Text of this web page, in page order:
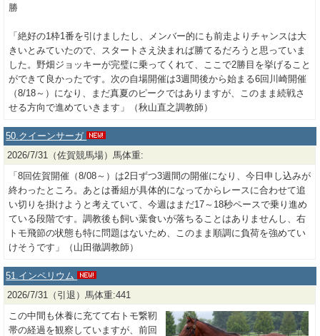
勝
「絶好の1枠1番を引けましたし、メンバー的にも前走よりチャンスは大
きいとみていたので、スタートさえ決まれば勝てるだろうと思っていま
した。野畑ジョッキーが完璧に乗ってくれて、ここで2勝目を挙げること
ができて良かったです。次の自場開催は3週間後から始まる6回川崎開催
（8/18～）になり、まだ真夏のピークではありますが、このまま続戦さ
せる方向で進めていきます」（秋山直之調教師）
50.クイーンサーガ
2026/7/31（佐賀競馬場）馬体重:
「8回佐賀開催（8/08～）は2日ずつ3週間の開催になり、今日申し込みが
終わったところ。あとは番組が具体的になってからレースに合わせて追
い切りを掛けようと考えていて、今週はまだ17～18秒ペースで乗り進め
ている段階です。調教後も飼い葉食いが落ちることはありませんし、右
トモ飛節の状態も特に問題はないため、このまま順調に負荷を強めてい
けそうです」（山田徹調教師）
51.インペリウム
2026/7/31（引退）馬体重:441
この中間も休養に充てて右トモ繋靭
帯の経過を観察していますが、前回